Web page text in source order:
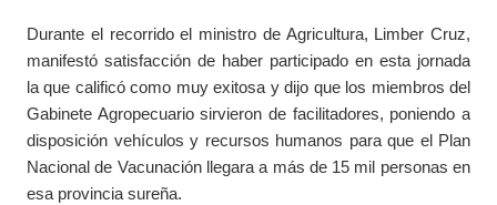
Durante el recorrido el ministro de Agricultura, Limber Cruz,
manifestó satisfacción de haber participado en esta jornada
la que calificó como muy exitosa y dijo que los miembros del
Gabinete Agropecuario sirvieron de facilitadores, poniendo a
disposición vehículos y recursos humanos para que el Plan
Nacional de Vacunación llegara a más de 15 mil personas en
esa provincia sureña.